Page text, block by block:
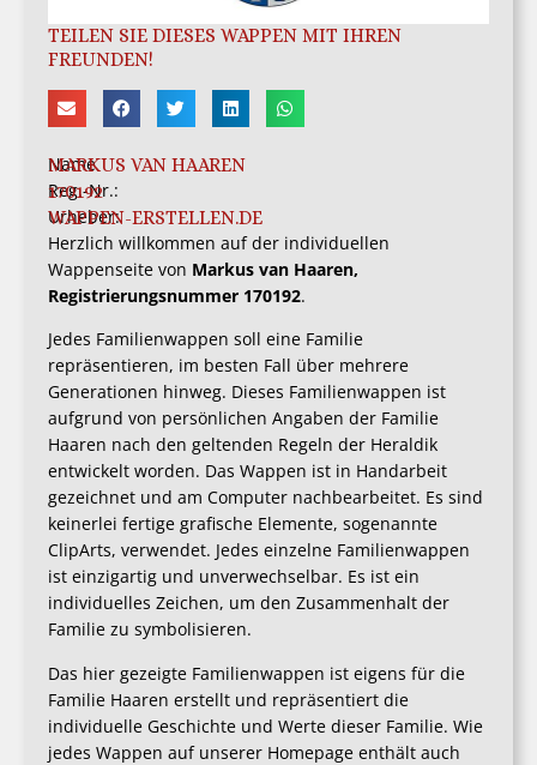
TEILEN SIE DIESES WAPPEN MIT IHREN
FREUNDEN!
Name
MARKUS VAN HAAREN
Reg.-Nr.:
170192
Urheber:
WAPPEN-ERSTELLEN.DE
Herzlich willkommen auf der individuellen
Wappenseite von Markus van Haaren,
Registrierungsnummer 170192.
Jedes Familienwappen soll eine Familie
repräsentieren, im besten Fall über mehrere
Generationen hinweg. Dieses Familienwappen ist
aufgrund von persönlichen Angaben der Familie
Haaren nach den geltenden Regeln der Heraldik
entwickelt worden. Das Wappen ist in Handarbeit
gezeichnet und am Computer nachbearbeitet. Es sind
keinerlei fertige grafische Elemente, sogenannte
ClipArts, verwendet. Jedes einzelne Familienwappen
ist einzigartig und unverwechselbar. Es ist ein
individuelles Zeichen, um den Zusammenhalt der
Familie zu symbolisieren.
Das hier gezeigte Familienwappen ist eigens für die
Familie Haaren erstellt und repräsentiert die
individuelle Geschichte und Werte dieser Familie. Wie
jedes Wappen auf unserer Homepage enthält auch